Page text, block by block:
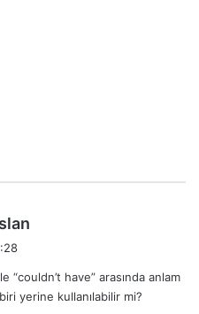
i
k
“couldn’t have” arasında anlam
yerine kullanılabilir mi?